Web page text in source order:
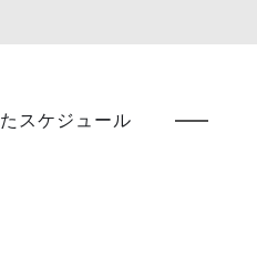
スケジュール